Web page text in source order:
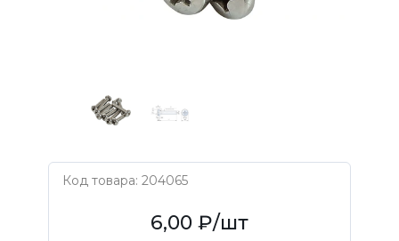
Код товара: 204065
6,00 ₽/шт